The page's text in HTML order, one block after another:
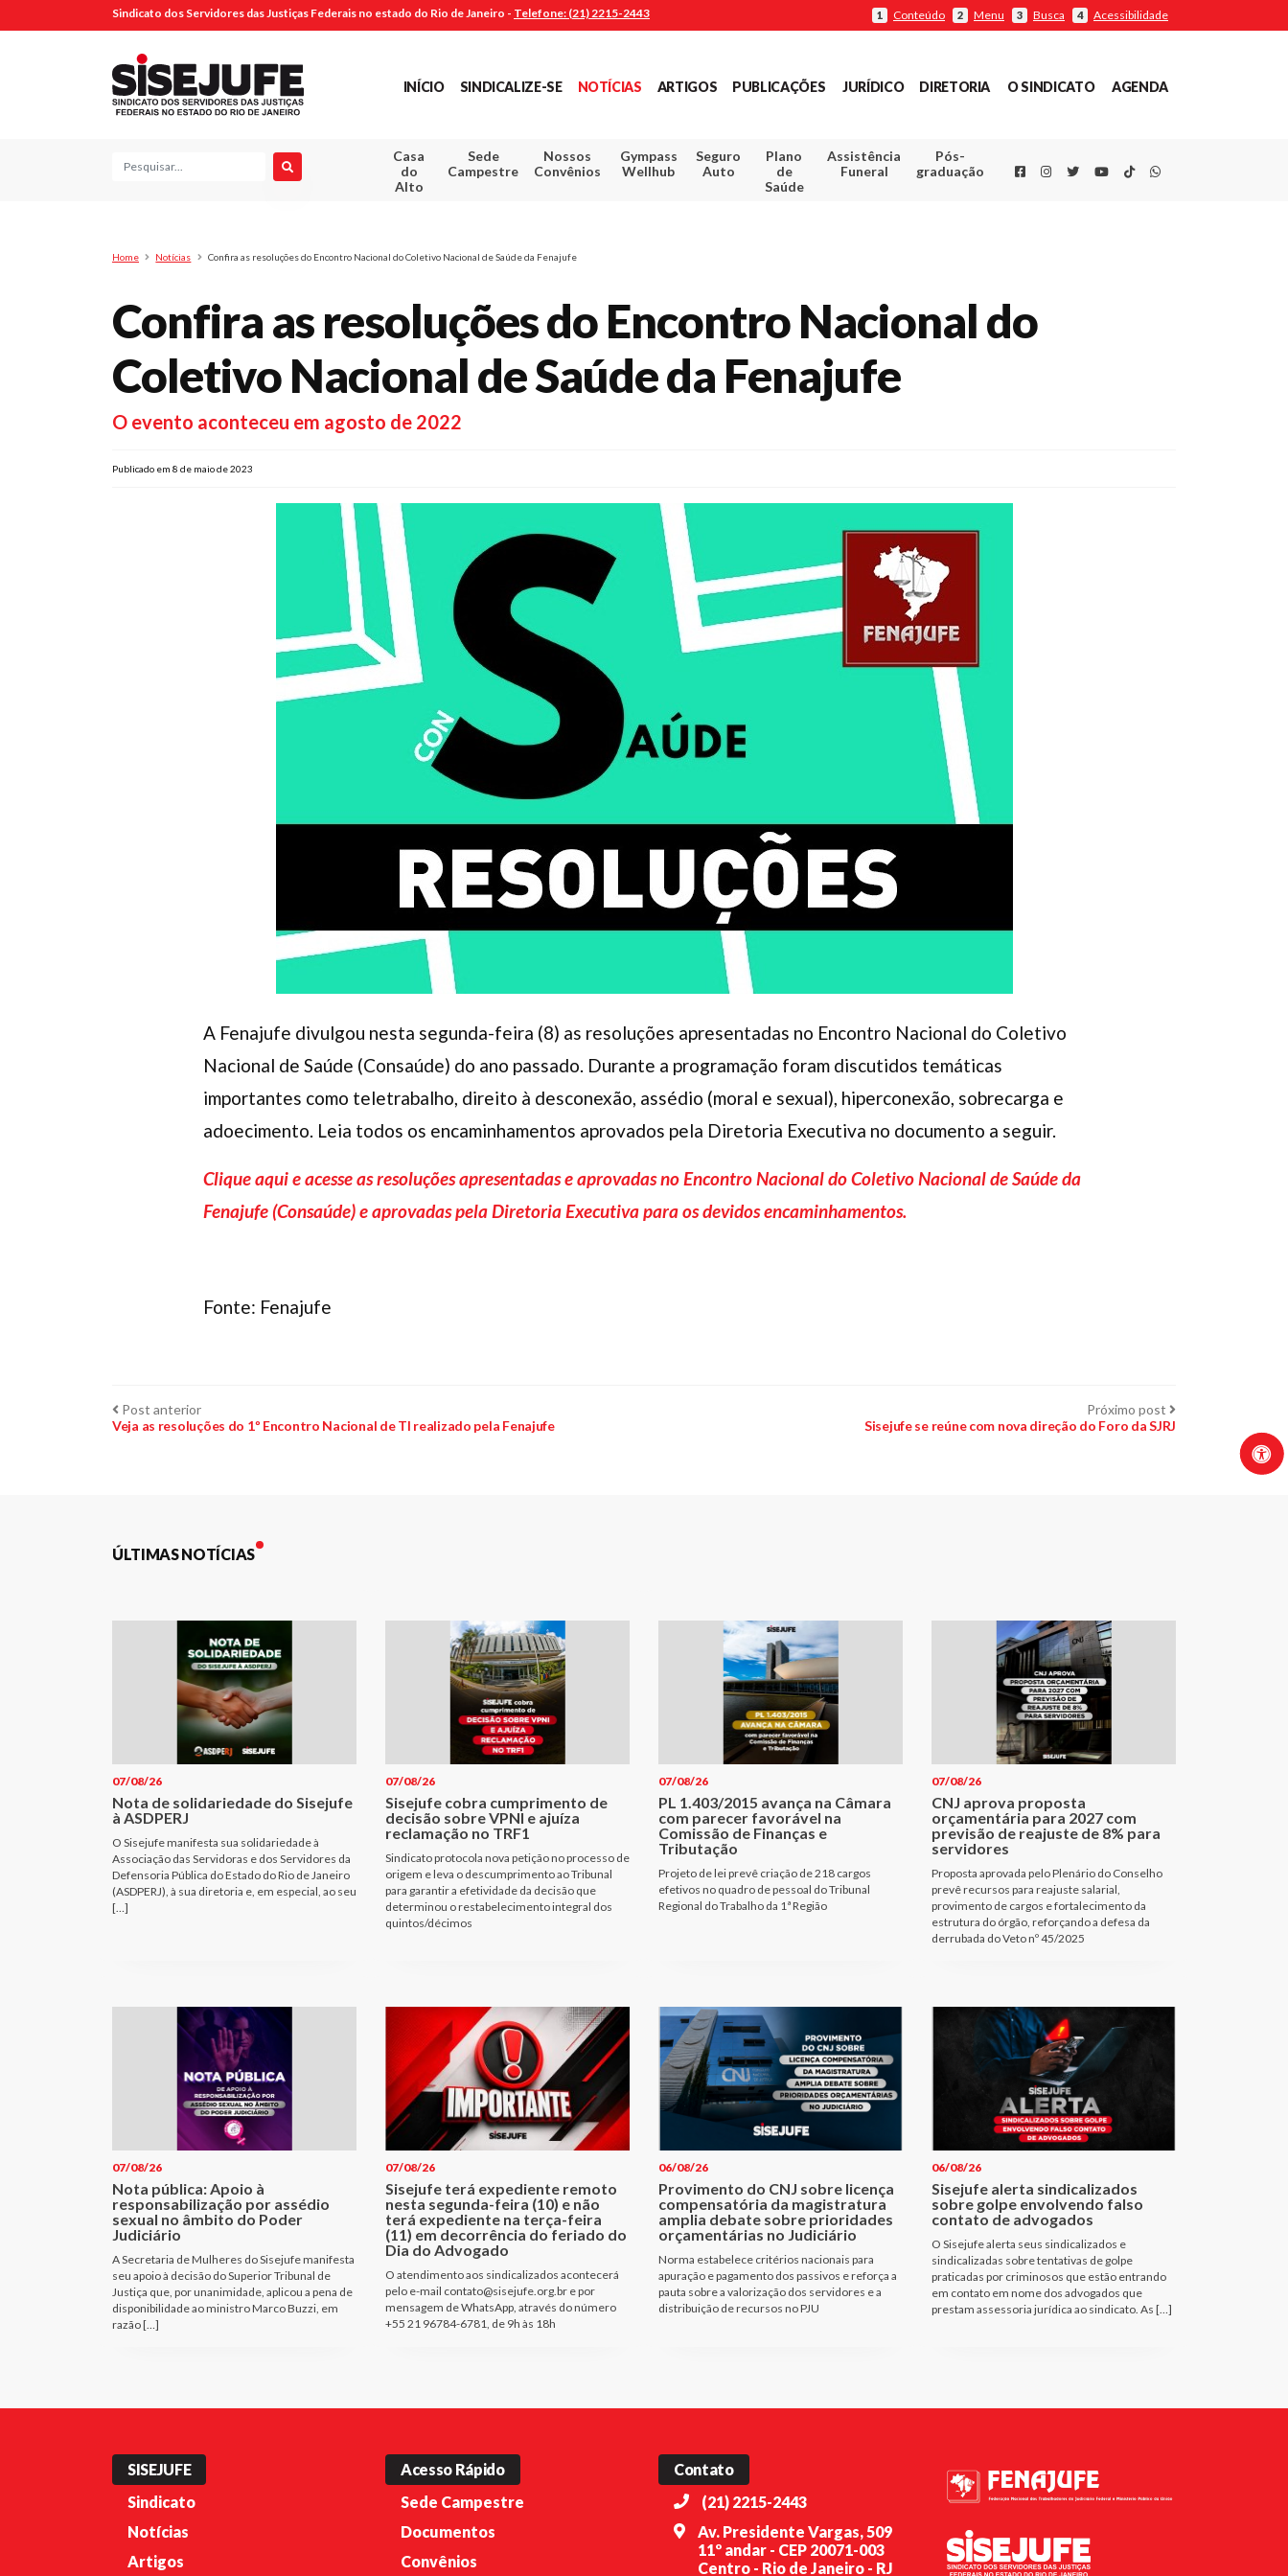
Sindicato dos Servidores das Justiças Federais no estado do Rio de Janeiro - Telefone: (21) 2215-2443 1 Conteúdo 2 Menu 3 Busca 4 Acessibilidade
INÍCIO SINDICALIZE-SE NOTÍCIAS ARTIGOS PUBLICAÇÕES JURÍDICO DIRETORIA O SINDICATO AGENDA
Pesquisa
Casa
do
Alto
Sede
Campestre
Nossos
Convênios
Gympass
Wellhub
Seguro
Auto
Plano
de
Saúde
Assistência
Funeral
Pós-
graduação
FacebookInstagram
TwitterYoutube
TikTokWhatsapp
Home Notícias Confira as resoluções do Encontro Nacional do Coletivo Nacional de Saúde da Fenajufe
Confira as resoluções do Encontro Nacional do
Coletivo Nacional de Saúde da Fenajufe
O evento aconteceu em agosto de 2022
Publicado em 8 de maio de 2023
A Fenajufe divulgou nesta segunda-feira (8) as resoluções apresentadas no Encontro Nacional do Coletivo
Nacional de Saúde (Consaúde) do ano passado. Durante a programação foram discutidos temáticas
importantes como teletrabalho, direito à desconexão, assédio (moral e sexual), hiperconexão, sobrecarga e
adoecimento. Leia todos os encaminhamentos aprovados pela Diretoria Executiva no documento a seguir.
Clique aqui e acesse as resoluções apresentadas e aprovadas no Encontro Nacional do Coletivo Nacional de Saúde da
Fenajufe (Consaúde) e aprovadas pela Diretoria Executiva para os devidos encaminhamentos.
Fonte: Fenajufe
Navegação
Post anteriorPost
anterior:
Veja as resoluções do 1º Encontro Nacional de TI realizado pela Fenajufe
Próximo post Próximo
Sisejufe se reúne com nova direção do Foro da SJRJ
ÚLTIMAS NOTÍCIAS
07/08/26
Nota de solidariedade do Sisejufe
à ASDPERJ
O Sisejufe manifesta sua solidariedade à
Associação das Servidoras e dos Servidores da
Defensoria Pública do Estado do Rio de Janeiro
(ASDPERJ), à sua diretoria e, em especial, ao seu
[…]
07/08/26
Sisejufe cobra cumprimento de
decisão sobre VPNI e ajuíza
reclamação no TRF1
Sindicato protocola nova petição no processo de
origem e leva o descumprimento ao Tribunal
para garantir a efetividade da decisão que
determinou o restabelecimento integral dos
quintos/décimos
07/08/26
PL 1.403/2015 avança na Câmara
com parecer favorável na
Comissão de Finanças e
Tributação
Projeto de lei prevê criação de 218 cargos
efetivos no quadro de pessoal do Tribunal
Regional do Trabalho da 1ª Região
07/08/26
CNJ aprova proposta
orçamentária para 2027 com
previsão de reajuste de 8% para
servidores
Proposta aprovada pelo Plenário do Conselho
prevê recursos para reajuste salarial,
provimento de cargos e fortalecimento da
estrutura do órgão, reforçando a defesa da
derrubada do Veto nº 45/2025
07/08/26
Nota pública: Apoio à
responsabilização por assédio
sexual no âmbito do Poder
Judiciário
A Secretaria de Mulheres do Sisejufe manifesta
seu apoio à decisão do Superior Tribunal de
Justiça que, por unanimidade, aplicou a pena de
disponibilidade ao ministro Marco Buzzi, em
razão […]
07/08/26
Sisejufe terá expediente remoto
nesta segunda-feira (10) e não
terá expediente na terça-feira
(11) em decorrência do feriado do
Dia do Advogado
O atendimento aos sindicalizados acontecerá
pelo e-mail contato@sisejufe.org.br e por
mensagem de WhatsApp, através do número
+55 21 96784-6781, de 9h às 18h
06/08/26
Provimento do CNJ sobre licença
compensatória da magistratura
amplia debate sobre prioridades
orçamentárias no Judiciário
Norma estabelece critérios nacionais para
apuração e pagamento dos passivos e reforça a
pauta sobre a valorização dos servidores e a
distribuição de recursos no PJU
06/08/26
Sisejufe alerta sindicalizados
sobre golpe envolvendo falso
contato de advogados
O Sisejufe alerta seus sindicalizados e
sindicalizadas sobre tentativas de golpe
praticadas por criminosos que estão entrando
em contato em nome dos advogados que
prestam assessoria jurídica ao sindicato. As […]
SISEJUFE
Sindicato
Notícias
Artigos
Acesso Rápido
Sede Campestre
Documentos
Convênios
Contato
(21) 2215-2443
Av. Presidente Vargas, 509
11º andar - CEP 20071-003
Centro - Rio de Janeiro - RJ